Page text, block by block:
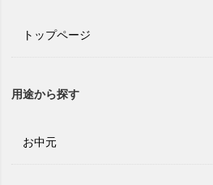
トップページ
用途から探す
お中元